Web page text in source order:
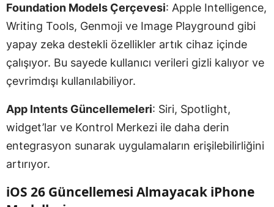
Foundation Models Çerçevesi: Apple Intelligence,
Writing Tools, Genmoji ve Image Playground gibi
yapay zeka destekli özellikler artık cihaz içinde
çalışıyor. Bu sayede kullanıcı verileri gizli kalıyor ve
çevrimdışı kullanılabiliyor.
App Intents Güncellemeleri: Siri, Spotlight,
widget’lar ve Kontrol Merkezi ile daha derin
entegrasyon sunarak uygulamaların erişilebilirliğini
artırıyor.
iOS 26 Güncellemesi Almayacak iPhone